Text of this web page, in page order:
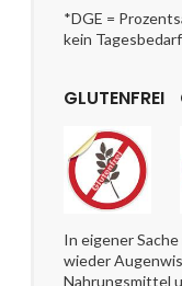
*DGE =
kein
GLUTENFREI
In eigener
wieder
Nahrungsmittel